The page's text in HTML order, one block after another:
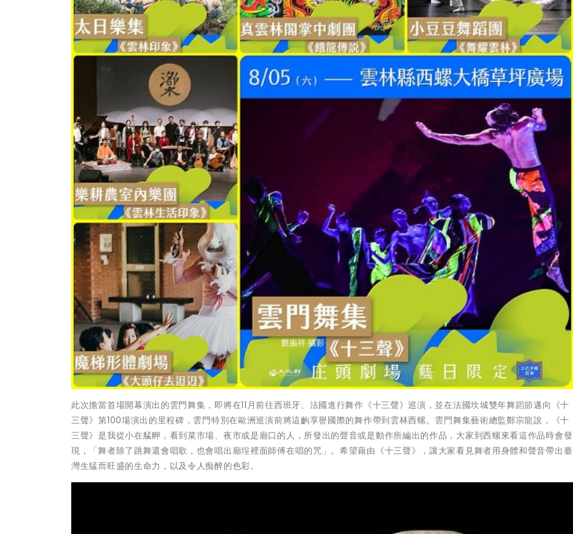
此次擔當首場開幕演出的雲門舞集，即將在11月前往西班牙、法國進行舞作《十三聲》巡演，並在法國坎城雙年舞蹈節邁向《十
三聲》第100場演出的里程碑，雲門特別在歐洲巡演前將這齣享譽國際的舞作帶到雲林西螺。雲門舞集藝術總監鄭宗龍說，《十
三聲》是我從小在艋舺，看到菜市場、夜市或是廟口的人，所發出的聲音或是動作所編出的作品，大家到西螺來看這作品時會發
現，「舞者除了跳舞還會唱歌，也會唱出廟埕裡面師傅在唱的咒」。希望藉由《十三聲》，讓大家看見舞者用身體和聲音帶出臺
灣生猛而旺盛的生命力，以及令人痴醉的色彩。